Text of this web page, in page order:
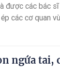
được các bác
các cơ quan
ngứa tai,